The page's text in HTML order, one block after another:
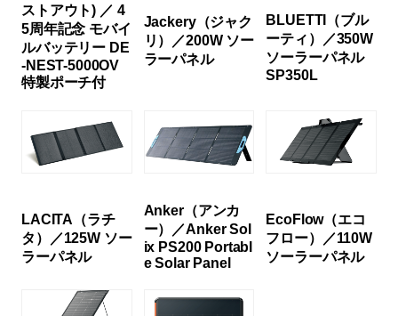
ストアウト) ／ 4
5周年記念 モバイ
ルバッテリー DE
-NEST-5000OV
特製ポーチ付
Jackery（ジャク
リ）／200W ソー
ラーパネル
BLUETTI（ブル
ーティ）／350W
ソーラーパネル
SP350L
LACITA（ラチ
タ）／125W ソー
ラーパネル
Anker（アンカ
ー）／Anker Sol
ix PS200 Portabl
e Solar Panel
EcoFlow（エコ
フロー）／110W
ソーラーパネル